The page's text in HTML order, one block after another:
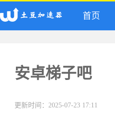
首页
安卓梯子吧
更新时间：2025-07-23 17:11